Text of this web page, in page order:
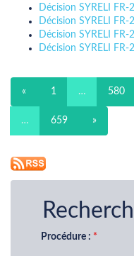
Décision SYRELI
Décision SYRELI
Décision SYRELI
Décision SYRELI
« 1 … 580
… 659 »
Procédure :